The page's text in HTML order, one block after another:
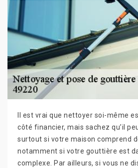
Il est vrai que nettoyer soi-même
côté financier, mais sachez qu’il
surtout si votre maison comprend
notamment si votre gouttière est
complexe. Par ailleurs, si vous ne